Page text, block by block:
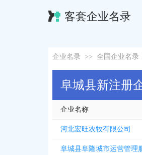
客套企业名录
企业名录 >> 全国企业名录
阜城县新注册
企业名称
河北宏旺农牧有限公司
阜城县阜隆城市运营管理